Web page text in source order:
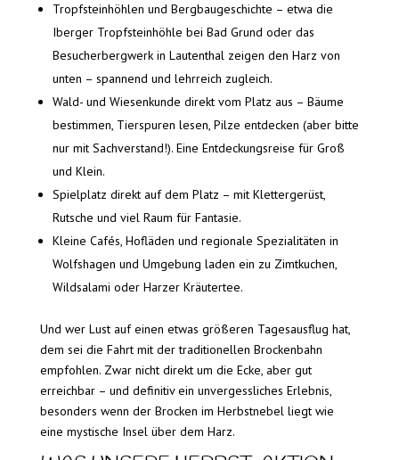
Tropfsteinhöhlen und Bergbaugeschichte – etwa die
Iberger Tropfsteinhöhle bei Bad Grund oder das
Besucherbergwerk in Lautenthal zeigen den Harz von
unten – spannend und lehrreich zugleich.
Wald- und Wiesenkunde direkt vom Platz aus – Bäume
bestimmen, Tierspuren lesen, Pilze entdecken (aber bitte
nur mit Sachverstand!). Eine Entdeckungsreise für Groß
und Klein.
Spielplatz direkt auf dem Platz – mit Klettergerüst,
Rutsche und viel Raum für Fantasie.
Kleine Cafés, Hofläden und regionale Spezialitäten in
Wolfshagen und Umgebung laden ein zu Zimtkuchen,
Wildsalami oder Harzer Kräutertee.
Und wer Lust auf einen etwas größeren Tagesausflug hat,
dem sei die Fahrt mit der traditionellen Brockenbahn
empfohlen. Zwar nicht direkt um die Ecke, aber gut
erreichbar – und definitiv ein unvergessliches Erlebnis,
besonders wenn der Brocken im Herbstnebel liegt wie
eine mystische Insel über dem Harz.